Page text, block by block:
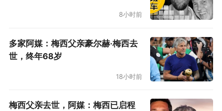
8小时前
多家阿媒：梅西父亲豪尔赫·梅西去
世，终年68岁
18小时前
梅西父亲去世，阿媒：梅西已启程